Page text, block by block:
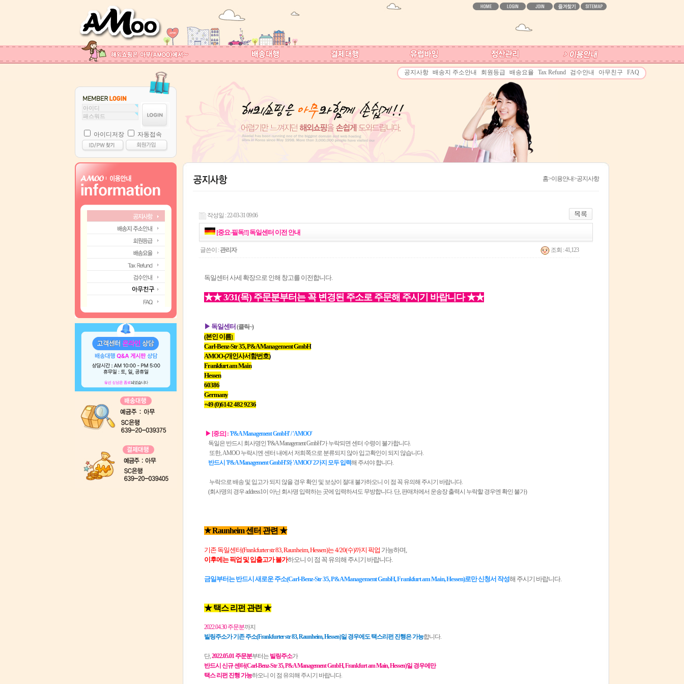
공지사항 배송지 주소안내 회원등급 배송요율 Tax Refund 검수안내 아무친구 FAQ
아이디저장 자동접속
홈>이용안내>공지사항
작성일 : 22-03-31 09:06
[중요-필독!!] 독일센터 이전 안내
글쓴이 : 관리자 조회 : 41,123
독일센터 사세 확장으로 인해 창고를 이전합니다.
★★ 3/31(목) 주문분부터는 꼭 변경된 주소로 주문해 주시기 바랍니다 ★★
▶ 독일센터 (클릭~)
(본인 이름)
Carl-Benz-Str 35, P&A Management GmbH
AMOO-(개인사서함번호)
Frankfurt am Main
Hessen
60386
Germany
+49 (0)6142 482 9236
▶ [중요] : 'P&A Management GmbH' / 'AMOO'
독일은 반드시 회사명인 'P&A Management GmbH'가 누락되면 센터 수령이 불가합니다.
또한, AMOO 누락시엔 센터 내에서 저희쪽으로 분류되지 않아 입고확인이 되지 않습니다.
반드시 'P&A Management GmbH'와 'AMOO' 2가지 모두 입력해 주셔야 합니다.
누락으로 배송 및 입고가 되지 않을 경우 확인 및 보상이 절대 불가하오니 이 점 꼭 유의해 주시기 바랍니다.
(회사명의 경우 address1이 아닌 회사명 입력하는 곳에 입력하셔도 무방합니다. 단, 판매처에서 운송장 출력시 누락할 경우엔 확인 불가)
★Raunheim센터 관련 ★
기존 독일센터(Frankfurter str 83, Raunheim, Hessen)는 4/20(수)까지 픽업 가능하며,
이후에는 픽업 및 입출고가 불가하오니 이 점 꼭 유의해 주시기 바랍니다.
금일부터는 반드시 새로운 주소(Carl-Benz-Str 35, P&A Management GmbH,Frankfurt am Main,Hessen)로만 신청서 작성해 주시기 바랍니다.
★ 택스 리펀 관련 ★
2022.04.30 주문분까지
빌링주소가기존 주소(Frankfurter str 83, Raunheim, Hessen)일 경우에도택스리펀 진행은 가능합니다.
단,2022.05.01 주문분부터는 빌링주소가
반드시 신규 센터(Carl-Benz-Str 35, P&A Management GmbH, Frankfurt am Main, Hessen)일 경우에만
택스 리펀 진행 가능하오니 이 점 유의해 주시기 바랍니다.